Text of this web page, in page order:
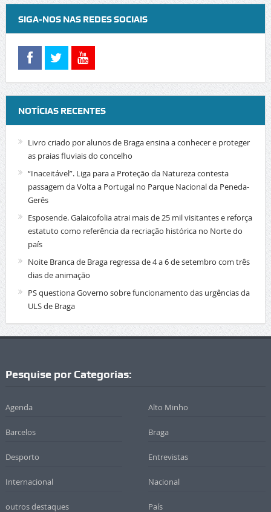
SIGA-NOS NAS REDES SOCIAIS
NOTÍCIAS RECENTES
Livro criado por alunos de Braga ensina a conhecer e proteger
as praias fluviais do concelho
“Inaceitável”. Liga para a Proteção da Natureza contesta
passagem da Volta a Portugal no Parque Nacional da Peneda-
Gerês
Esposende. Galaicofolia atrai mais de 25 mil visitantes e reforça
estatuto como referência da recriação histórica no Norte do
país
Noite Branca de Braga regressa de 4 a 6 de setembro com três
dias de animação
PS questiona Governo sobre funcionamento das urgências da
ULS de Braga
Pesquise por Categorias:
Agenda Alto Minho
Barcelos Braga
Desporto Entrevistas
Internacional Nacional
outros destaques País